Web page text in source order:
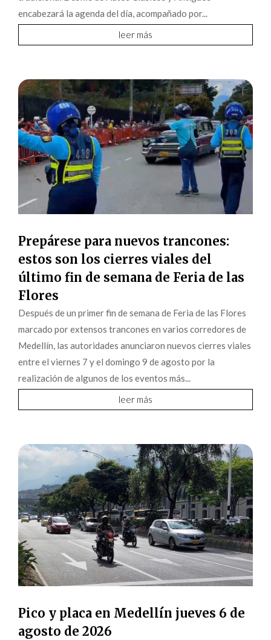
encabezará la agenda del día, acompañado por...
leer más
Prepárese para nuevos trancones:
estos son los cierres viales del
último fin de semana de Feria de las
Flores
Después de un primer fin de semana de Feria de las Flores
marcado por extensos trancones en varios corredores de
Medellín, las autoridades anunciaron nuevos cierres viales
entre el viernes 7 y el domingo 9 de agosto por la
realización de algunos de los eventos más...
leer más
Pico y placa en Medellín jueves 6 de
agosto de 2026